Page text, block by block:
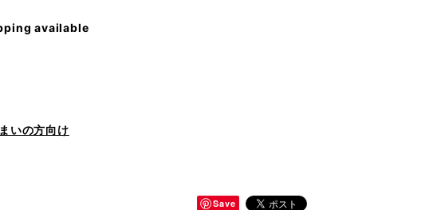
available
いの方向け
Save